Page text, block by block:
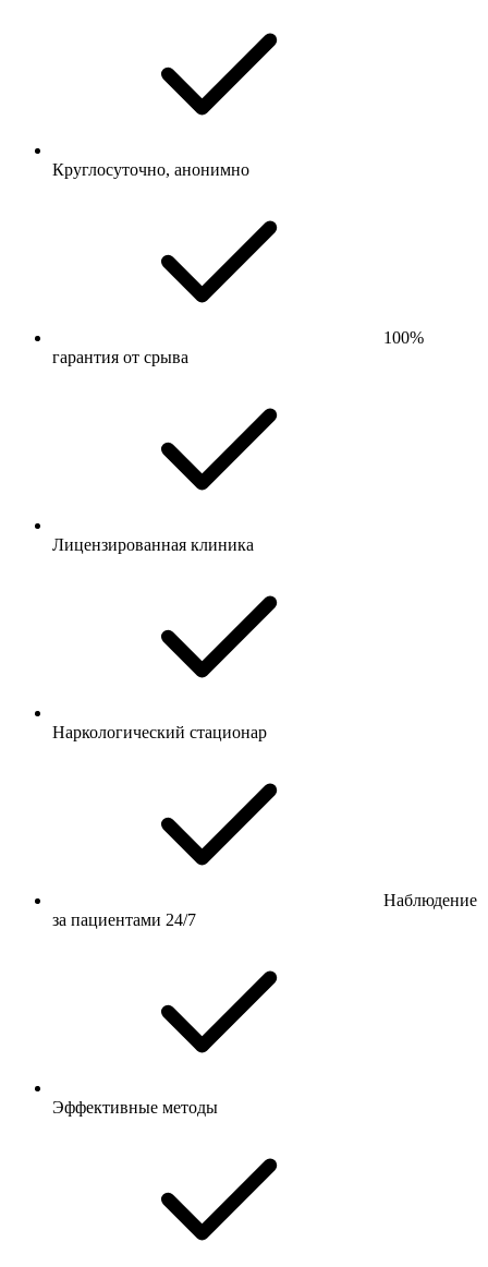
Круглосуточно, анонимно
100%
гарантия от срыва
Лицензированная клиника
Наркологический стационар
Наблюдение
за пациентами 24/7
Эффективные методы